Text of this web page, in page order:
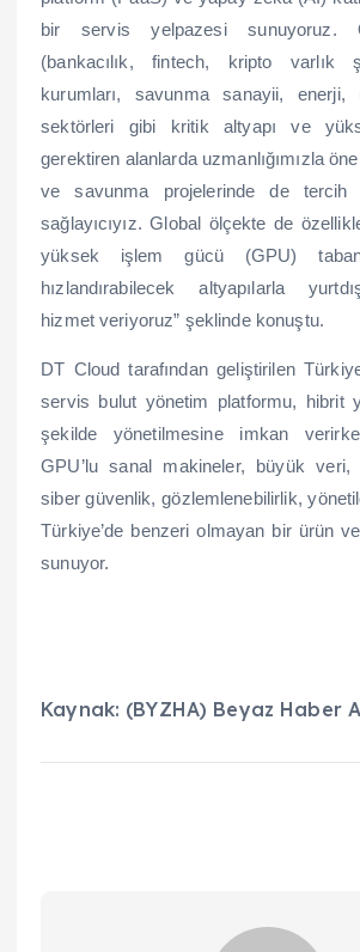
bir servis yelpazesi sunuyoruz.
(bankacılık, fintech, kripto varlık
kurumları, savunma sanayii,
sektörleri gibi kritik altyapı ve
gerektiren alanlarda uzmanlığımızla
ve savunma projelerinde de tercih
sağlayıcıyız. Global ölçekte de
yüksek işlem gücü (GPU)
hızlandırabilecek altyapılarla
hizmet veriyoruz” şeklinde konuştu.
DT Cloud tarafından geliştirilen
servis bulut yönetim platformu, hibrit
şekilde yönetilmesine imkan
GPU’lu sanal makineler, büyük veri,
siber güvenlik, gözlemlenebilirlik,
Türkiye’de benzeri olmayan bir ürün
sunuyor.
Kaynak: (BYZHA) Beyaz Haber